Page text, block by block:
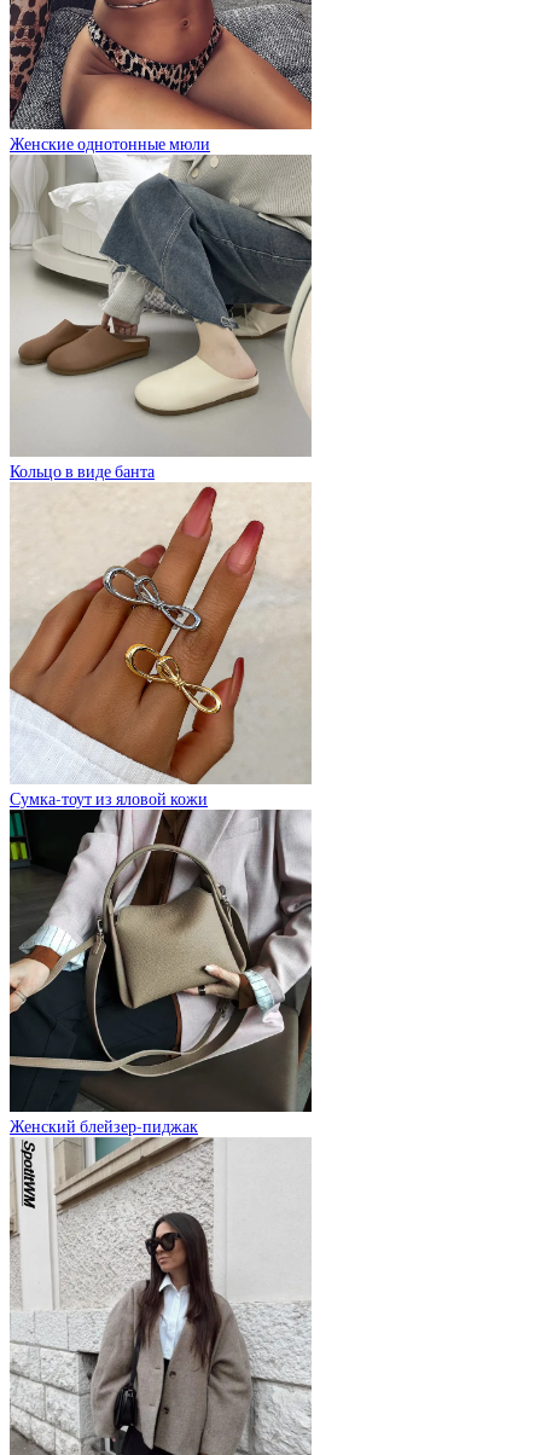
Женские однотонные мюли
Кольцо в виде банта
Сумка-тоут из яловой кожи
Женский блейзер-пиджак